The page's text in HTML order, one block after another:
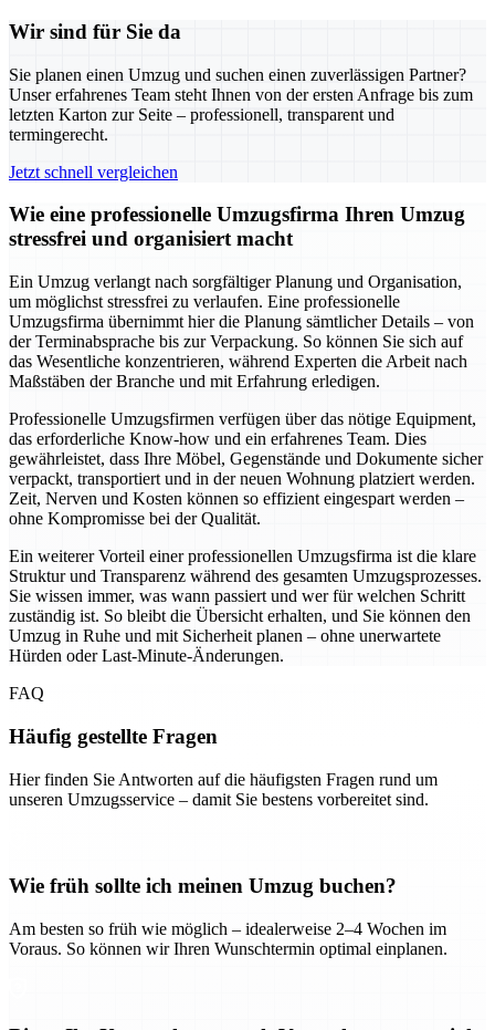
Wir sind für Sie da
Sie planen einen Umzug und suchen einen zuverlässigen Partner?
Unser erfahrenes Team steht Ihnen von der ersten Anfrage bis zum
letzten Karton zur Seite – professionell, transparent und
termingerecht.
Jetzt schnell vergleichen
Wie eine professionelle Umzugsfirma Ihren Umzug
stressfrei und organisiert macht
Ein Umzug verlangt nach sorgfältiger Planung und Organisation,
um möglichst stressfrei zu verlaufen. Eine professionelle
Umzugsfirma übernimmt hier die Planung sämtlicher Details – von
der Terminabsprache bis zur Verpackung. So können Sie sich auf
das Wesentliche konzentrieren, während Experten die Arbeit nach
Maßstäben der Branche und mit Erfahrung erledigen.
Professionelle Umzugsfirmen verfügen über das nötige Equipment,
das erforderliche Know-how und ein erfahrenes Team. Dies
gewährleistet, dass Ihre Möbel, Gegenstände und Dokumente sicher
verpackt, transportiert und in der neuen Wohnung platziert werden.
Zeit, Nerven und Kosten können so effizient eingespart werden –
ohne Kompromisse bei der Qualität.
Ein weiterer Vorteil einer professionellen Umzugsfirma ist die klare
Struktur und Transparenz während des gesamten Umzugsprozesses.
Sie wissen immer, was wann passiert und wer für welchen Schritt
zuständig ist. So bleibt die Übersicht erhalten, und Sie können den
Umzug in Ruhe und mit Sicherheit planen – ohne unerwartete
Hürden oder Last-Minute-Änderungen.
FAQ
Häufig gestellte Fragen
Hier finden Sie Antworten auf die häufigsten Fragen rund um
unseren Umzugsservice – damit Sie bestens vorbereitet sind.
Wie früh sollte ich meinen Umzug buchen?
Am besten so früh wie möglich – idealerweise 2–4 Wochen im
Voraus. So können wir Ihren Wunschtermin optimal einplanen.